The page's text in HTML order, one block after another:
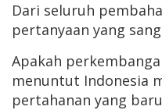
Dari seluruh
pertanyaan yang
Apakah
menuntut Indonesia
pertahanan yang